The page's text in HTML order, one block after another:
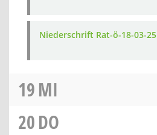
Niederschrift Rat-ö-18-03-25
19MI
20DO